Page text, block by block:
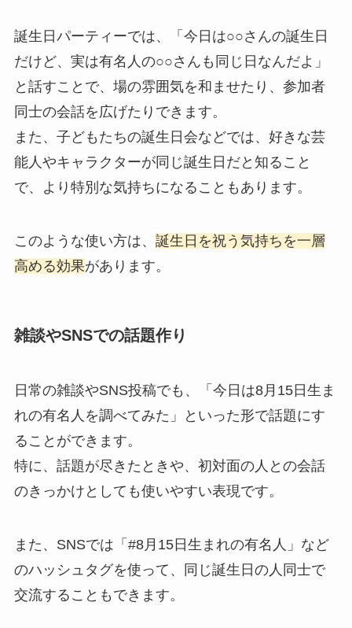
誕生日パーティーでは、「今日は○○さんの誕生日
だけど、実は有名人の○○さんも同じ日なんだよ」
と話すことで、場の雰囲気を和ませたり、参加者
同士の会話を広げたりできます。
また、子どもたちの誕生日会などでは、好きな芸
能人やキャラクターが同じ誕生日だと知ること
で、より特別な気持ちになることもあります。
このような使い方は、 誕生日を祝う気持ちを一層
高める効果があります。
雑談やSNSでの話題作り
日常の雑談やSNS投稿でも、「今日は8月15日生ま
れの有名人を調べてみた」といった形で話題にす
ることができます。
特に、話題が尽きたときや、初対面の人との会話
のきっかけとしても使いやすい表現です。
また、SNSでは「#8月15日生まれの有名人」など
のハッシュタグを使って、同じ誕生日の人同士で
交流することもできます。